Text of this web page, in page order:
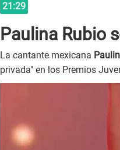
21:29
Paulina Rubio
La cantante mexicana
privada" en los Premios